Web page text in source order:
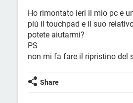
Ho rimontato ieri il mio pc e
più il touchpad e il suo
potete aiutarmi?
PS
non mi fa fare il ripristino del
Share